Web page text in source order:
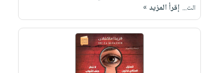
الت... إقرأ المزيد »